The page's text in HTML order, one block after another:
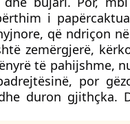
i
që ndriçon
zemërgjerë,
të pahijshme,
por
duron gjithçka.